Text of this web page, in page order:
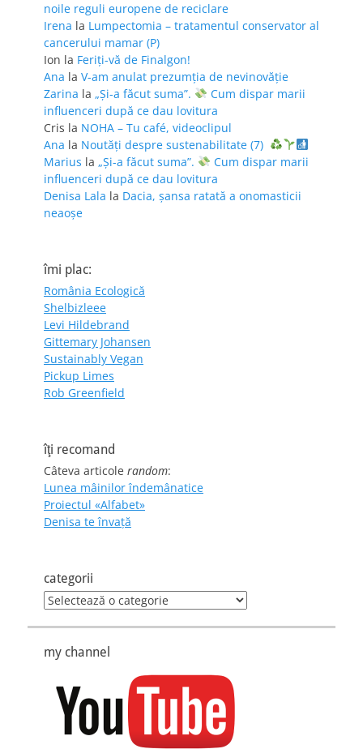
noile reguli europene de reciclare
Irena la Lumpectomia – tratamentul conservator al
cancerului mamar (P)
Ion la Feriţi-vă de Finalgon!
Ana la V-am anulat prezumția de nevinovăție
Zarina la „Și-a făcut suma”.
Cum dispar marii
influenceri după ce dau lovitura
Cris la NOHA – Tu café, videoclipul
Ana la Noutăți despre sustenabilitate (7)
Marius la „Și-a făcut suma”.
Cum dispar marii
influenceri după ce dau lovitura
Denisa Lala la Dacia, șansa ratată a onomasticii
neaoșe
îmi plac:
România Ecologică
Shelbizleee
Levi Hildebrand
Gittemary Johansen
Sustainably Vegan
Pickup Limes
Rob Greenfield
îţi recomand
Câteva articole random:
Lunea mâinilor îndemânatice
Proiectul «Alfabet»
Denisa te învaţă
categorii
categorii
my channel